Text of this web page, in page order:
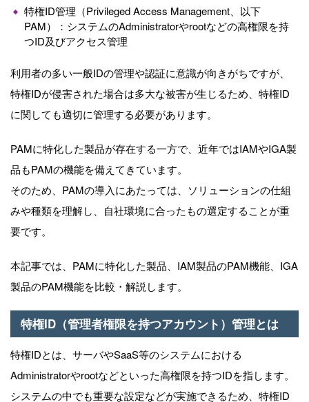
特権ID管理（Privileged Access Management、以下
PAM）：システムのAdministratorやrootなどの高権限を持
つID及びアクセス管理
利用者の多い一般IDの管理や認証に意識が向きがちですが、
特権IDが侵害された場合は多大な被害が生じるため、特権ID
に関しても適切に管理する必要があります。
PAMに特化した製品が存在する一方で、近年ではIAMやIGA製
品もPAMの機能を備えてきています。
そのため、PAMの導入にあたっては、ソリューションの仕組
みや種類を理解し、自社環境に合ったもの選定することが重
要です。
本記事では、PAMに特化した製品、IAM製品のPAM機能、IGA
製品のPAM機能を比較・解説します。
特権ID（管理者権限を持つアカウント） 管理とは
特権IDとは、サーバやSaaS等のシステムにおける
Administratorやrootなどといった高権限を持つIDを指します。
システムの中でも重要な設定などが実施できるため、特権ID